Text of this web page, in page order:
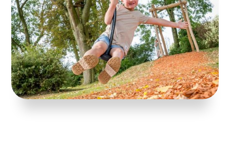
ABOS vertelt over optimale veiligheid voor
speelondergronden: van rubbertegels tot kunstgras en
het belang van een HIC-meting voor optimale
valbeveiliging.
Lees verder